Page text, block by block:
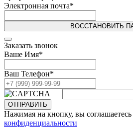
Электронная почта*
ВОССТАНОВИТЬ
Заказать звонок
Ваше Имя*
Ваш Телефон*
ОТПРАВИТЬ
Нажимая на кнопку, вы соглашаетесь
конфиденциальности